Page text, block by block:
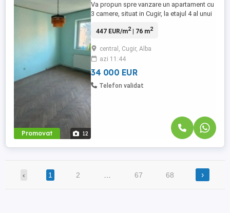
Promovat 12
Va propun spre vanzare un apartament cu
3 camere, situat in Cugir, la etajul 4 al unui
suprafata utila de 76mp si beneficiaza de
Compartimentare: Living spatios, 2
dormitoare, bucatarie, 2 bai, hol si 2
balcoane inchise. Zona ...
447 EUR/m2| 76 m2
central, Cugir, Alba
azi 11:44
34 000 EUR
Telefon validat
‹ 1 2 67 68 ›